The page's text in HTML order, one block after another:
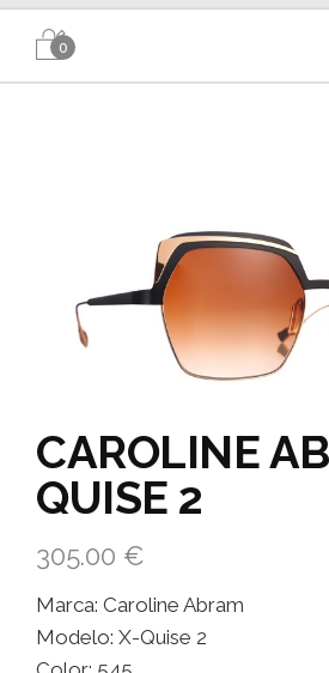
0
CAROLINE
QUISE 2
305.00 €
Marca: Caroline Abram
Modelo: X-Quise 2